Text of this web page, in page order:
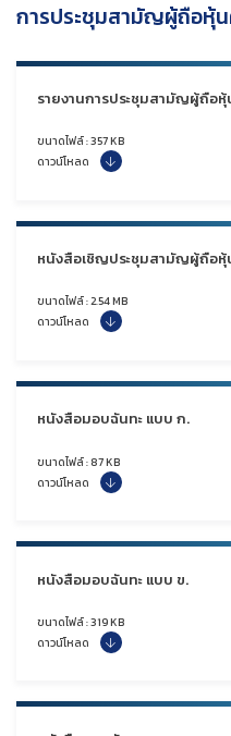
การประชุมสามัญผู้ถือหุ้น
รายงานการประชุมสามัญผู้ถือหุ้
ขนาดไฟล์ : 357 KB
ดาวน์โหลด
หนังสือเชิญประชุมสามัญผู้ถือหุ้
ขนาดไฟล์ : 2.54 MB
ดาวน์โหลด
หนังสือมอบฉันทะ แบบ ก.
ขนาดไฟล์ : 87 KB
ดาวน์โหลด
หนังสือมอบฉันทะ แบบ ข.
ขนาดไฟล์ : 319 KB
ดาวน์โหลด